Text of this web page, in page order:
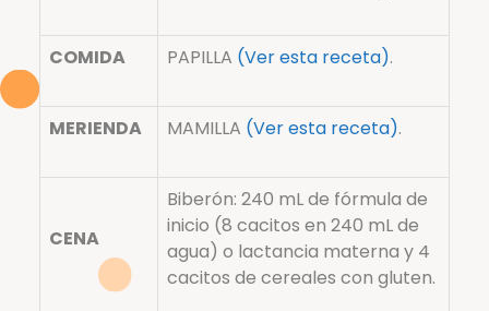
COMIDA PAPILLA (Ver esta receta).
MERIENDA MAMILLA (Ver esta receta).
CENA
Biberón: 240 mL de fórmula de
inicio (8 cacitos en 240 mL de
agua) o lactancia materna y 4
cacitos de cereales con gluten.